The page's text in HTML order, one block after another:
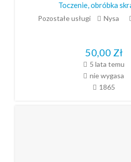
Toczenie, obróbka
Pozostałe usługi Nysa
50,00 Zł
5 lata temu
nie wygasa
1865